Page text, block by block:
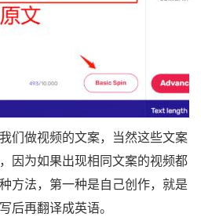
做视频的文案，当然这些文案
因为如果出现相同文案的视频都
方法，第一种是自己创作，就是
后再翻译成英语。